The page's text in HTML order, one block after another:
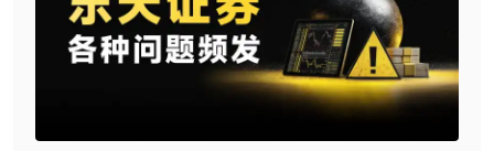
总共，您可以开设四个不同的帐户之一 乐天证券.零售账户、pro 1
账户、pro 2 账户和 pro vip 账户。零售账户、pro 1 账户、pro 2 账
户的最低存款额为 50 美元，而 pro vip 账户的最低存款额为 1,000
美元。还提供免费模拟账户。